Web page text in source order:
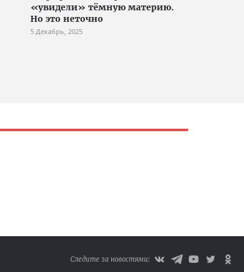
«увидели» тёмную материю.
Но это неточно
5 Декабрь, 2025
Следите за новостями: